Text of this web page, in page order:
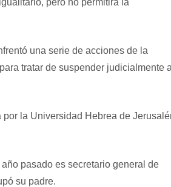
una serie de acciones de la
tratar de suspender judicialmente
la Universidad Hebrea de
pasado es secretario general de
su padre.